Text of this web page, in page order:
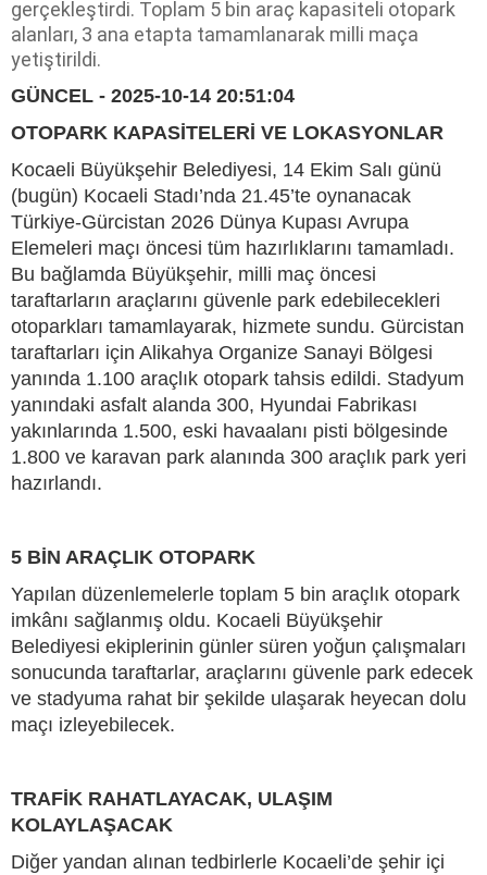
gerçekleştirdi. Toplam 5 bin araç kapasiteli otopark
alanları, 3 ana etapta tamamlanarak milli maça
yetiştirildi.
GÜNCEL - 2025-10-14 20:51:04
OTOPARK KAPASİTELERİ VE LOKASYONLAR
Kocaeli Büyükşehir Belediyesi, 14 Ekim Salı günü
(bugün) Kocaeli Stadı’nda 21.45’te oynanacak
Türkiye-Gürcistan 2026 Dünya Kupası Avrupa
Elemeleri maçı öncesi tüm hazırlıklarını tamamladı.
Bu bağlamda Büyükşehir, milli maç öncesi
taraftarların araçlarını güvenle park edebilecekleri
otoparkları tamamlayarak, hizmete sundu. Gürcistan
taraftarları için Alikahya Organize Sanayi Bölgesi
yanında 1.100 araçlık otopark tahsis edildi. Stadyum
yanındaki asfalt alanda 300, Hyundai Fabrikası
yakınlarında 1.500, eski havaalanı pisti bölgesinde
1.800 ve karavan park alanında 300 araçlık park yeri
hazırlandı.
5 BİN ARAÇLIK OTOPARK
Yapılan düzenlemelerle toplam 5 bin araçlık otopark
imkânı sağlanmış oldu. Kocaeli Büyükşehir
Belediyesi ekiplerinin günler süren yoğun çalışmaları
sonucunda taraftarlar, araçlarını güvenle park edecek
ve stadyuma rahat bir şekilde ulaşarak heyecan dolu
maçı izleyebilecek.
TRAFİK RAHATLAYACAK, ULAŞIM
KOLAYLAŞACAK
Diğer yandan alınan tedbirlerle Kocaeli’de şehir içi